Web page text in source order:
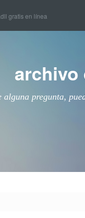
gratis en línea
archivo
alguna pregunta,